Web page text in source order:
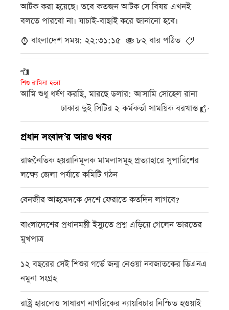
আটক করা হয়েছে। তবে কতজন আটক সে বিষয় এখনই
বলতে পারবো না। যাচাই-বাছাই করে জানানো হবে।
বাংলাদেশ সময়: ২২:৩১:১৫
৮২ বার পঠিত
শিশু রামিসা হত্যা
আমি শুধু ধর্ষণ করছি, মারছে ডলার: আসামি সোহেল রানা
ঢাকার দুই সিটির ২ কর্মকর্তা সাময়িক বরখাস্ত
প্রধান সংবাদ’র আরও খবর
রাজনৈতিক হয়রানিমূলক মামলাসমূহ প্রত্যাহারে সুপারিশের
লক্ষ্যে জেলা পর্যায়ে কমিটি গঠন
বেনজীর আহমেদকে দেশে ফেরাতে কতদিন লাগবে?
বাংলাদেশের প্রধানমন্ত্রী ইস্যুতে প্রশ্ন এড়িয়ে গেলেন ভারতের
মুখপাত্র
১২ বছরের সেই শিশুর গর্ভে জন্ম নেওয়া নবজাতকের ডিএনএ
নমুনা সংগ্রহ
রাষ্ট্র হারলেও সাধারণ নাগরিকের ন্যায়বিচার নিশ্চিত হওয়াই